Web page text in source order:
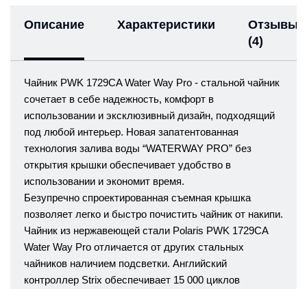
Описание Характеристики
Отзывы
(4)
Чайник PWK 1729CA Water Way Pro - стальной чайник
сочетает в себе надежность, комфорт в
использовании и эксклюзивный дизайн, подходящий
под любой интерьер. Новая запатентованная
технология залива воды “WATERWAY PRO” без
открытия крышки обеспечивает удобство в
использовании и экономит время.
Безупречно спроектированная съемная крышка
позволяет легко и быстро почистить чайник от накипи.
Чайник из нержавеющей стали Polaris PWK 1729CA
Water Way Pro отличается от других стальных
чайников наличием подсветки. Английский
контроллер Strix обеспечивает 15 000 циклов